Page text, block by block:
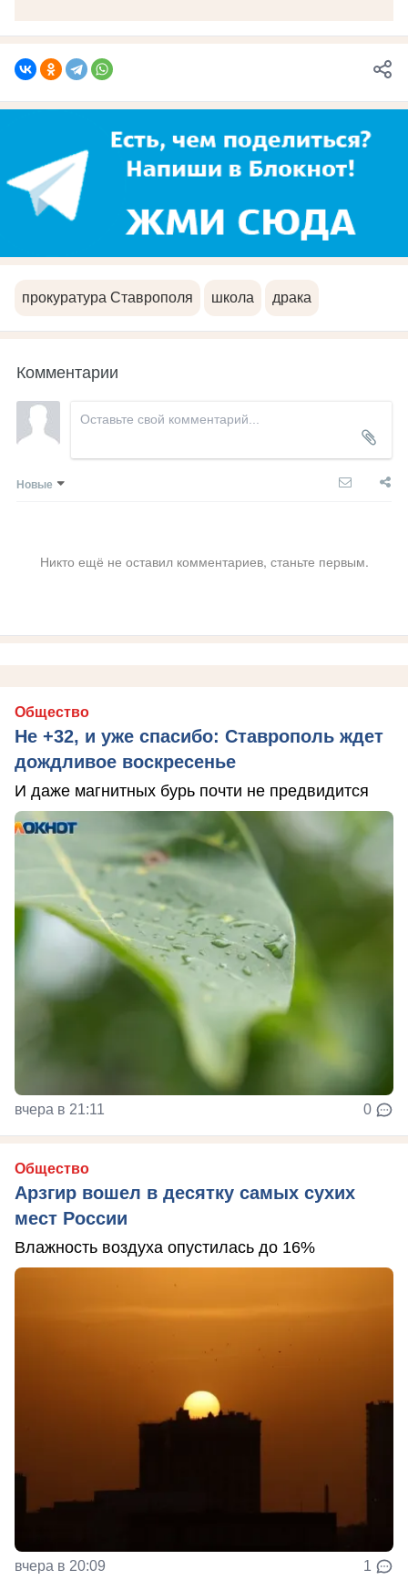
прокуратура Ставрополя школа драка
Комментарии
Новые
Никто ещё не оставил комментариев, станьте первым.
Общество
Не +32, и уже спасибо: Ставрополь ждет
дождливое воскресенье
И даже магнитных бурь почти не предвидится
вчера в 21:11 0
Общество
Арзгир вошел в десятку самых сухих
мест России
Влажность воздуха опустилась до 16%
вчера в 20:09 1